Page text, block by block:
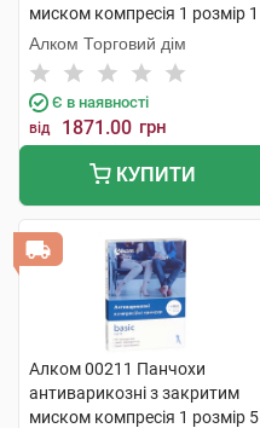
миском компресія 1 розмір 1
чорні 1 пара
Алком Торговий дім
Є в наявності
від 1871.00 грн
КУПИТИ
Алком 00211 Панчохи
антиварикозні з закритим
миском компресія 1 розмір 5